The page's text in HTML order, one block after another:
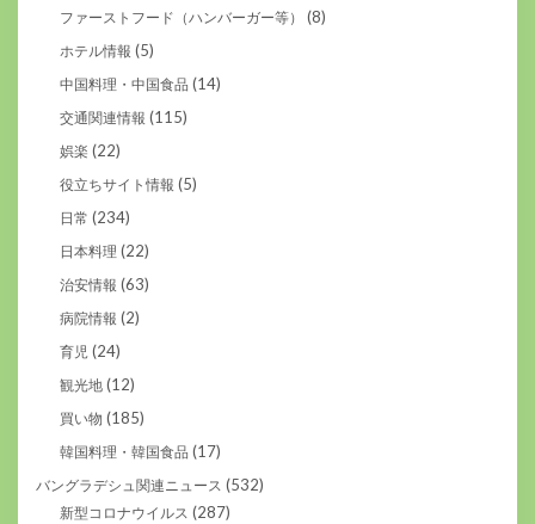
ファーストフード（ハンバーガー等） (8)
ホテル情報 (5)
中国料理・中国食品 (14)
交通関連情報 (115)
娯楽 (22)
役立ちサイト情報 (5)
日常 (234)
日本料理 (22)
治安情報 (63)
病院情報 (2)
育児 (24)
観光地 (12)
買い物 (185)
韓国料理・韓国食品 (17)
バングラデシュ関連ニュース (532)
新型コロナウイルス (287)